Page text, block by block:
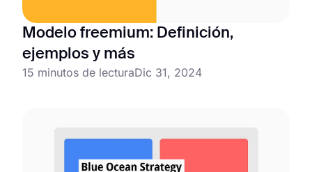
Modelo freemium: Definición,
ejemplos y más
15 minutos de lecturaDic 31, 2024